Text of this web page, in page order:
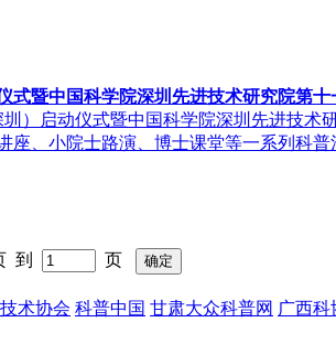
式暨中国科学院深圳先进技术研究院第
）启动仪式暨中国科学院深圳先进技
座、小院士路演、博士课堂等一系列科
到
页
术协会 科普中国 甘肃大众科普网 广西科